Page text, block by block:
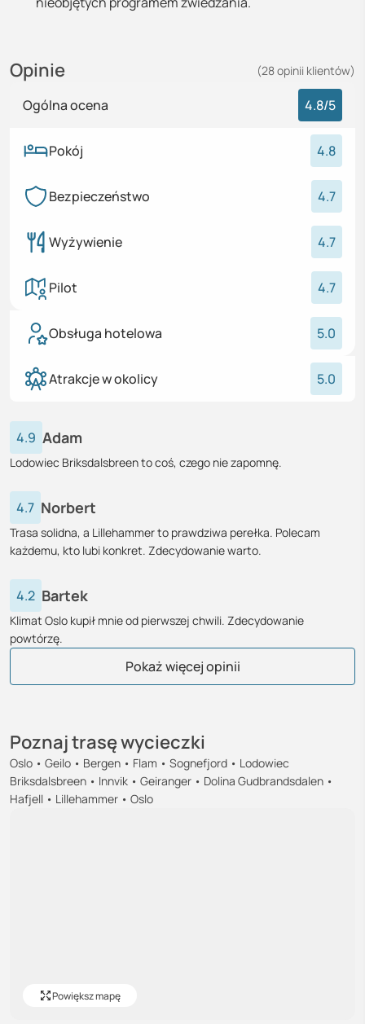
Opinie (28opinii klientów)
Ogólna ocena 4.8/5
Pokój 4.8
Bezpieczeństwo 4.7
Wyżywienie 4.7
Pilot 4.7
Obsługa hotelowa 5.0
Atrakcje w okolicy 5.0
4.9 Adam
Lodowiec Briksdalsbreen to coś, czego nie zapomnę.
4.7 Norbert
Trasa solidna, a Lillehammer to prawdziwa perełka. Polecam
każdemu, kto lubi konkret. Zdecydowanie warto.
4.2 Bartek
Klimat Oslo kupił mnie od pierwszej chwili. Zdecydowanie
powtórzę.
Pokaż więcej opinii
Poznaj trasę wycieczki
Oslo • Geilo • Bergen • Flam • Sognefjord • Lodowiec
Briksdalsbreen • Innvik • Geiranger • Dolina Gudbrandsdalen •
Hafjell • Lillehammer • Oslo
Powiększ mapę